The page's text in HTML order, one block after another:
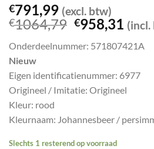
€791,99 (excl. btw)
€1064,79
was:
€958,31
prijs
is:
(incl.
Onderdeelnummer: 571807421A
Nieuw
Eigen identificatienummer: 6977
Origineel / Imitatie: Origineel
Kleur: rood
Kleurnaam: Johannesbeer /
Slechts 1 resterend op voorraad